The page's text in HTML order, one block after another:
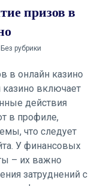
призов в
Без рубрики
в онлайн казино
казино включает
действия
в профиле,
что следует
У финансовых
– их важно
затруднений с